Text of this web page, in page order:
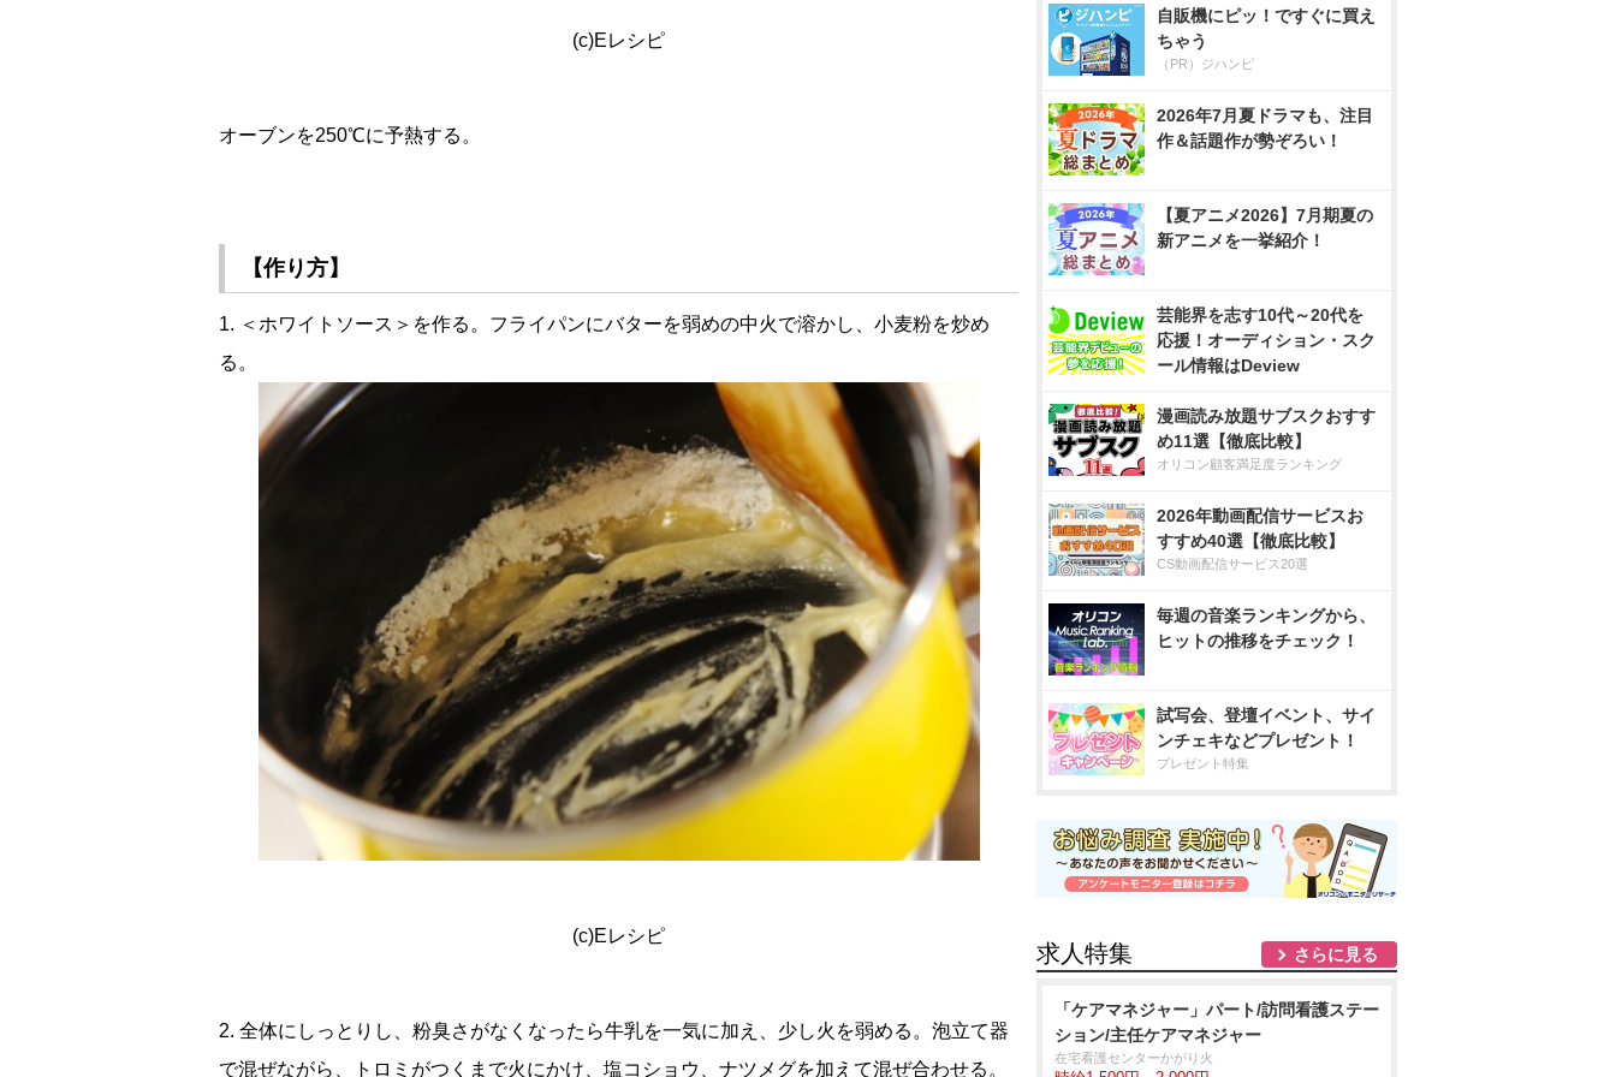
(c)Eレシピ
オーブンを250℃に予熱する。
【作り方】
1. ＜ホワイトソース＞を作る。フライパンにバターを弱めの中火で溶かし、小麦粉を炒め
る。
(c)Eレシピ
2. 全体にしっとりし、粉臭さがなくなったら牛乳を一気に加え、少し火を弱める。泡立て器
で混ぜながら、トロミがつくまで火にかけ、塩コショウ、ナツメグを加えて混ぜ合わせる。
自販機にピッ！ですぐに買え
ちゃう
（PR）ジハンピ
2026年7月夏ドラマも、注目
作＆話題作が勢ぞろい！
【夏アニメ2026】7月期夏の
新アニメを一挙紹介！
芸能界を志す10代～20代を
応援！オーディション・スク
ール情報はDeview
漫画読み放題サブスクおすす
め11選【徹底比較】
オリコン顧客満足度ランキング
2026年動画配信サービスお
すすめ40選【徹底比較】
CS動画配信サービス20選
毎週の音楽ランキングから、
ヒットの推移をチェック！
試写会、登壇イベント、サイ
ンチェキなどプレゼント！
プレゼント特集
求人特集 さらに見る
「ケアマネジャー」パート/訪問看護ステー
ション/主任ケアマネジャー
在宅看護センターかがり火